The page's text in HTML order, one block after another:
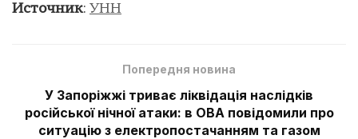
Источник: УНН
Попередня новина
У Запоріжжі триває ліквідація наслідків
російської нічної атаки: в ОВА повідомили про
ситуацію з електропостачанням та газом